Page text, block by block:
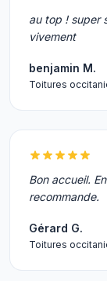
au top ! super
vivement
benjamin M.
Toitures
Bon accueil.
recommande.
Gérard G.
Toitures